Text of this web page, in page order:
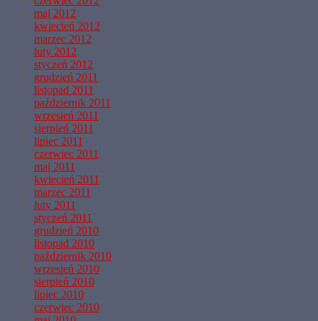
maj 2012
kwiecień 2012
marzec 2012
luty 2012
styczeń 2012
grudzień 2011
listopad 2011
październik 2011
wrzesień 2011
sierpień 2011
lipiec 2011
czerwiec 2011
maj 2011
kwiecień 2011
marzec 2011
luty 2011
styczeń 2011
grudzień 2010
listopad 2010
październik 2010
wrzesień 2010
sierpień 2010
lipiec 2010
czerwiec 2010